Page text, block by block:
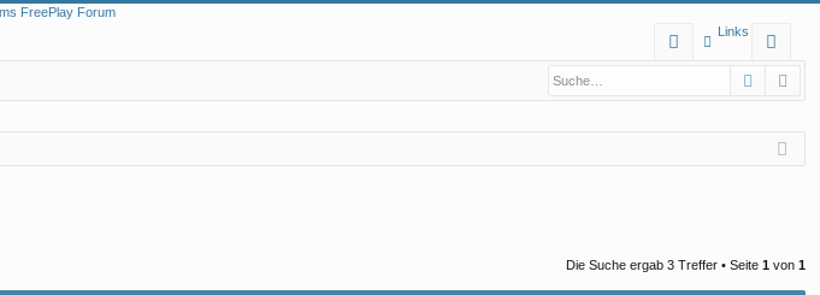
Links
n
el
Suche
Die Suche ergab 3 Treffer • Seite 1 von 1